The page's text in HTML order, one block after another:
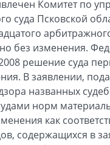
Комитет по
Псковской
без изменения.
решение суда
В заявлении,
названных
норм
как
содержащихся в